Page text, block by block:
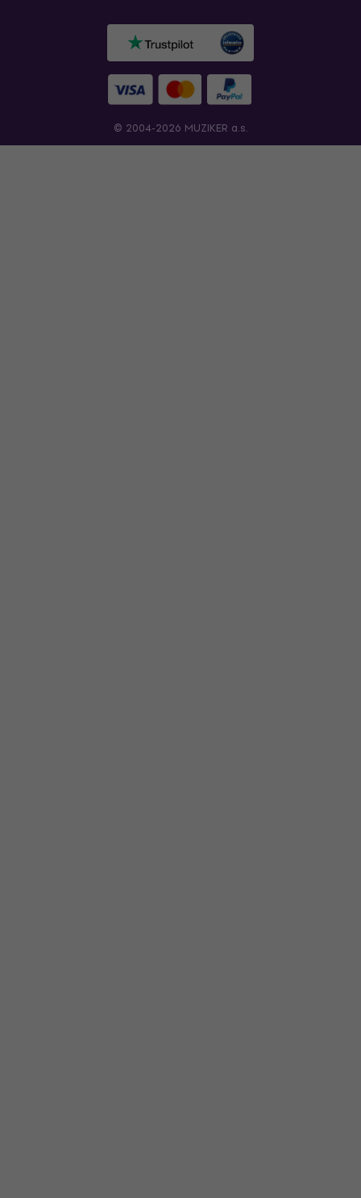
© 2004-2026 MUZIKER a.s.